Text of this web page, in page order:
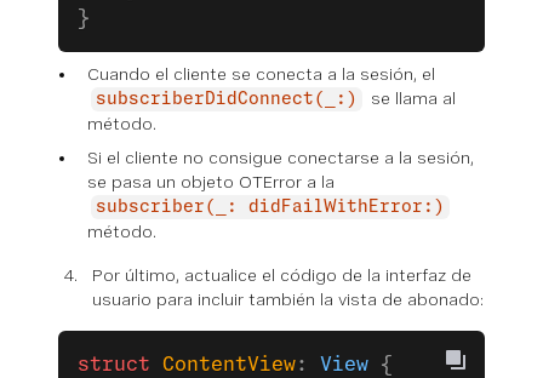
}
Cuando el cliente se conecta a la sesión, el
subscriberDidConnect(_:)
se llama al
método.
Si el cliente no consigue conectarse a la sesión,
se pasa un objeto OTError a la
subscriber(_: didFailWithError:)
método.
Por último, actualice el código de la interfaz de
usuario para incluir también la vista de abonado:
struct ContentView: View {